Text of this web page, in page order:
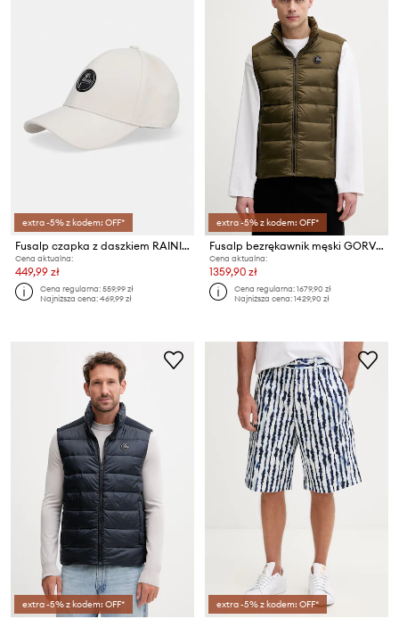
extra -5% z kodem: OFF*
Fusalp czapka z daszkiem RAINING CAP
Cena aktualna:
449,99 zł
Cena regularna:559,99 zł
Najniższa cena:469,99 zł
extra -5% z kodem: OFF*
Fusalp bezrękawnik męski GORVONE
Cena aktualna:
1359,90 zł
Cena regularna:1679,90 zł
Najniższa cena:1429,90 zł
extra -5% z kodem: OFF* extra -5% z kodem: OFF*